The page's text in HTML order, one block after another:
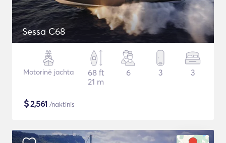
Sessa C68
Motorinė jachta
68 ft
21 m
6 3 3
$2,561 /naktinis